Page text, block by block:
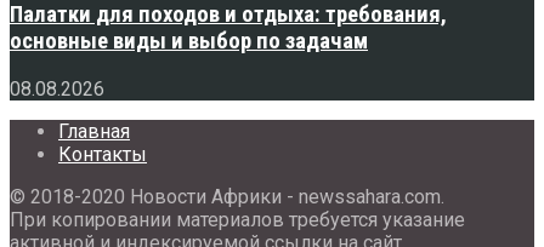
Палатки для походов и отдыха: требования,
основные виды и выбор по задачам
08.08.2026
Главная
Контакты
© 2018-2020 Новости Африки - newssahara.com.
При копировании материалов требуется указание